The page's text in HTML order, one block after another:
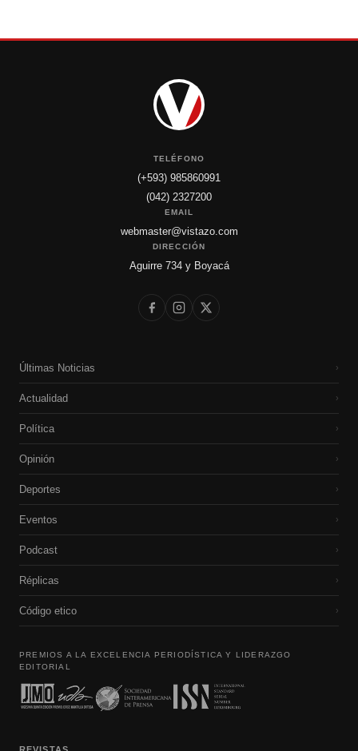
TELÉFONO
(+593) 985860991
(042) 2327200
EMAIL
webmaster@vistazo.com
DIRECCIÓN
Aguirre 734 y Boyacá
Últimas Noticias ›
Actualidad ›
Política ›
Opinión ›
Deportes ›
Eventos ›
Podcast ›
Réplicas ›
Código etico ›
PREMIOS A LA EXCELENCIA PERIODÍSTICA Y LIDERAZGO
EDITORIAL